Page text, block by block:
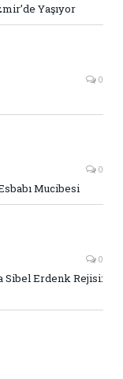
Yaşıyor
0
0
Mucibesi
0
Sibel Erdenk Rejisi: